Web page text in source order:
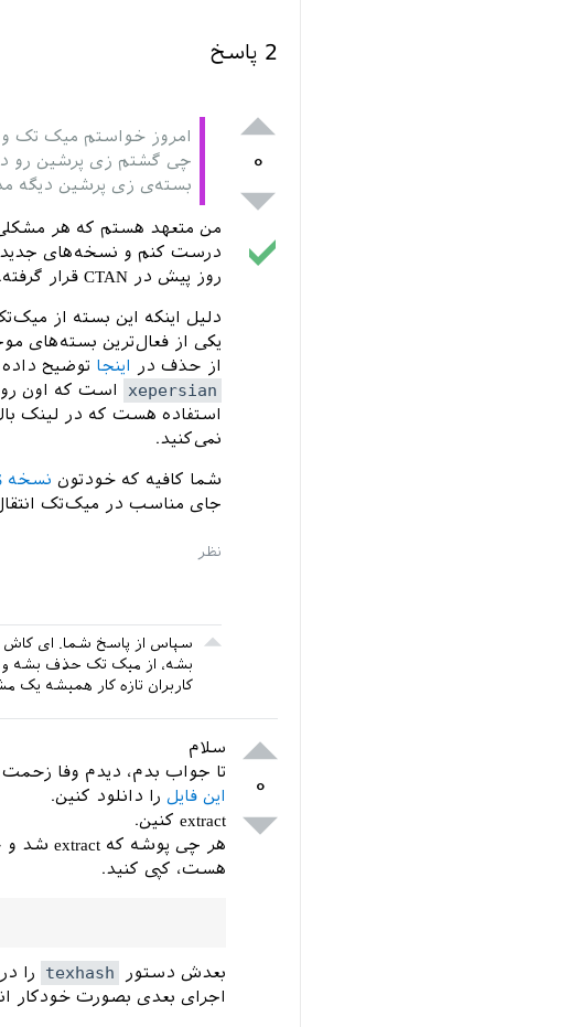
2 پاسخ
۰
امروز خواستم میک تک
چی گشتم زی پرشین رو
بسته‌ی زی پرشین دیگه
من متعهد هستم که هر
روز پیش در CTAN قرار گرفته.
دلیل اینکه این بسته از
از حذف در
اینجا توضیح
xepersian
است که اون رو
استفاده هست که در لینک
نمی‌کنید.
شما کافیه که خودتون نسخه TDS
جای مناسب در میک‌تک
سپاس از پاسخ شما. ای کاش
بشه، از میک تک حذف بشه و
کاربران تازه کار همیشه یک
۰
سلام
تا جواب بدم، دیدم وفا
این فایل را دانلود کنین.
extract کنین.
هر چی پوشه که extract شد و حاصل شد را به توی پوشه
هست، کپی کنید.
بعدش دستور texhash
اجرای بعدی بصورت خودکار